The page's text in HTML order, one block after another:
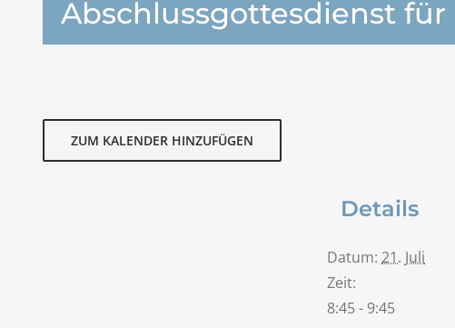
Abschlussgottesdienst für
ZUM KALENDER HINZUFÜGEN
Details
Datum: 21. Juli
Zeit:
8:45 - 9:45